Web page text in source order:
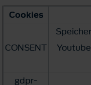
Cookies
CONSENT
gdpr-